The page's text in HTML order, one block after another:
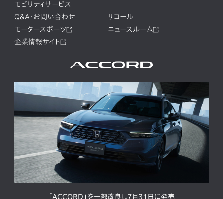
モビリティサービス
Q&A・お問い合わせ
リコール
モータースポーツ
ニュースルーム
企業情報サイト
「ACCORD」を一部改良し7月31日に発売